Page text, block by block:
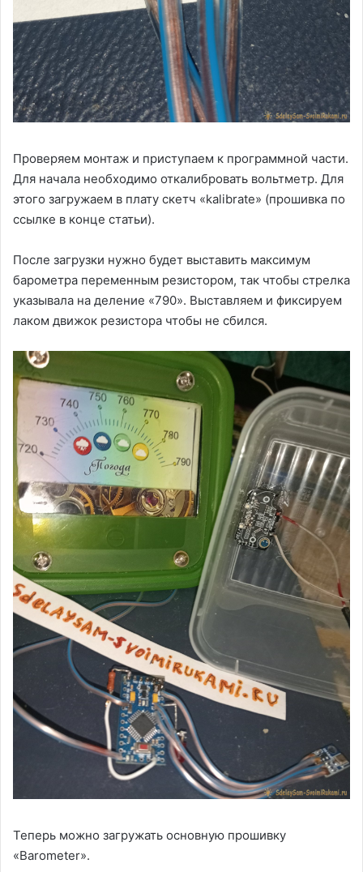
Проверяем монтаж и приступаем к программной части.
Для начала необходимо откалибровать вольтметр. Для
этого загружаем в плату скетч «kalibrate» (прошивка по
ссылке в конце статьи).
После загрузки нужно будет выставить максимум
барометра переменным резистором, так чтобы стрелка
указывала на деление «790». Выставляем и фиксируем
лаком движок резистора чтобы не сбился.
Теперь можно загружать основную прошивку
«Barometer».